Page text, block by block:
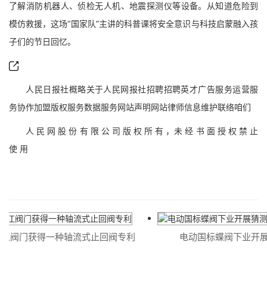
了解消防机器人、侦检无人机、地震探测仪等设备。从知道危险到
模仿救援，这场“国家队”主讲的科普课将安全意识与科技启蒙融入孩
子们的节日回忆。
人民日报社概略关于人民网报社招聘招聘英才广告服务运营服
务协作加盟版权服务数据服务网站声明网站律师信息维护联络咱们
人 民 网 股 份 有 限 公 司 版 权 所 有 ，未 经 书 面 授 权 禁 止
使 用
阀门获得一种轴流式止回阀专利 电动国标蝶阀下业开展